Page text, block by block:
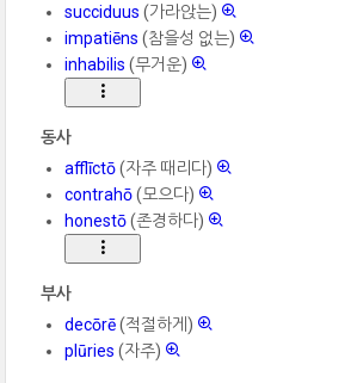
succiduus (가라앉는)
impatiēns (참을성 없는)
inhabilis (무거운)
동사
afflīctō(자주 때리다)
contrahō(모으다)
honestō(존경하다)
부사
decōrē(적절하게)
plūries (자주)